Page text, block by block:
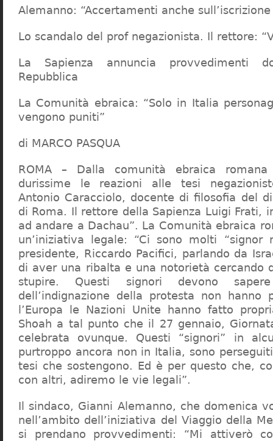
Alemanno: “Accertamenti anche
Lo scandalo del prof negazionista. Il rettore:
La Sapienza annuncia provvedimenti
Repubblica
La Comunità ebraica: “Solo in Italia
vengono puniti”
di MARCO PASQUA
ROMA – Dalla comunità ebraica
durissime le reazioni alle tesi
Antonio Caracciolo, docente di filosofia del
di Roma. Il rettore della Sapienza Luigi Frati,
ad andare a Dachau”. La Comunità ebraica
un’iniziativa legale: “Ci sono molti “signor
presidente, Riccardo Pacifici, parlando da
di aver una ribalta e una notorietà cercando
stupire. Questi signori devono
dell’indignazione della protesta non hanno
l’Europa le Nazioni Unite hanno fatto
Shoah a tal punto che il 27 gennaio,
celebrata ovunque. Questi “signori” in
purtroppo ancora non in Italia, sono
tesi che sostengono. Ed è per questo che,
con altri, adiremo le vie legali”.
Il sindaco, Gianni Alemanno, che domenica
nell’ambito dell’iniziativa del Viaggio della
si prendano provvedimenti: “Mi attiverò